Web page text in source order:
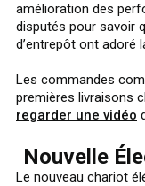
amélioration des
disputés pour savoir
d’entrepôt ont adoré
Les commandes
premières livraisons
regarder une vidéo
Nouvelle
Le nouveau chariot